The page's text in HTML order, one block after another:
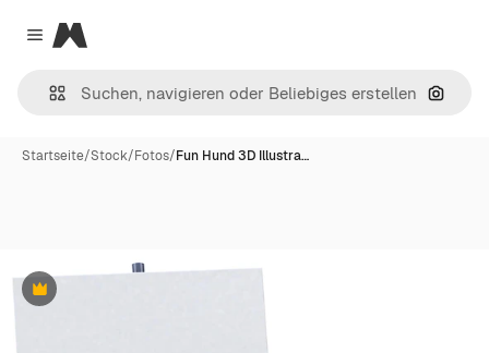
Close menu
Magnific
Nach
Startseite/Stock/Fotos/Fun Hund 3D Illustra…
Premium